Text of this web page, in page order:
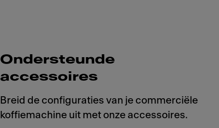
Ondersteunde
accessoires
Breid de configuraties van je commerciële
koffiemachine uit met onze accessoires.